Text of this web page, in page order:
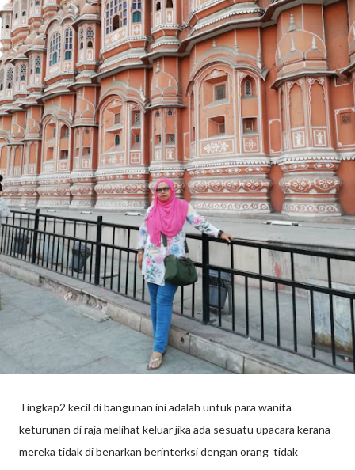
Tingkap2 kecil di bangunan ini adalah untuk para wanita
keturunan di raja melihat keluar jika ada sesuatu upacara kerana
mereka tidak di benarkan berinterksi dengan orang tidak